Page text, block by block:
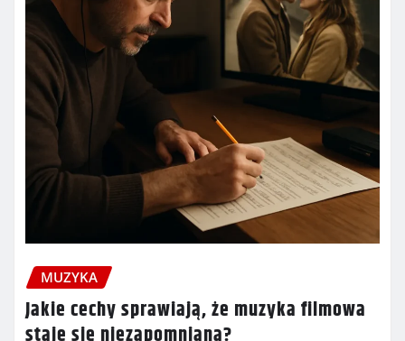
MUZYKA
Jakie cechy sprawiają, że muzyka filmowa